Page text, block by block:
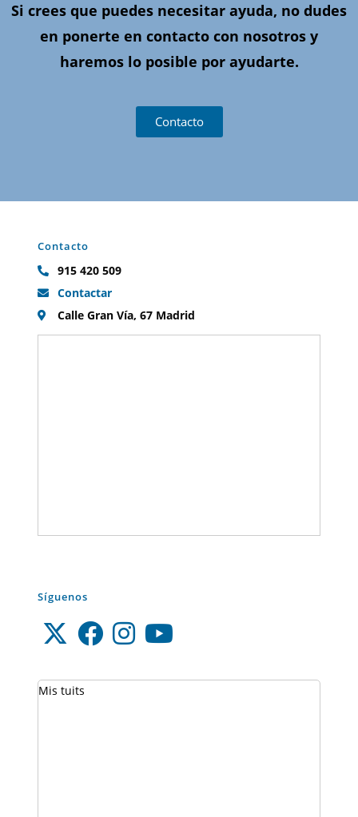
Si crees que puedes necesitar ayuda, no dudes
en ponerte en contacto con nosotros y
haremos lo posible por ayudarte.
Contacto
Contacto
915 420 509
Contactar
Calle Gran Vía, 67 Madrid
Síguenos
Mis tuits